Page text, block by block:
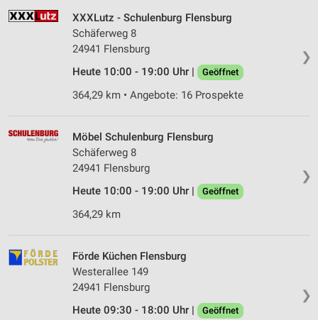
❯
XXXLutz - Schulenburg Flensburg
Schäferweg 8
24941 Flensburg
Heute 10:00 - 19:00 Uhr |
Geöffnet
364,29 km • Angebote: 16 Prospekte
❯
Möbel Schulenburg Flensburg
Schäferweg 8
24941 Flensburg
Heute 10:00 - 19:00 Uhr |
Geöffnet
364,29 km
❯
Förde Küchen Flensburg
Westerallee 149
24941 Flensburg
Heute 09:30 - 18:00 Uhr |
Geöffnet